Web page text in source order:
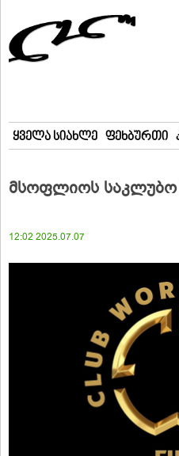
ყველა სიახლე ფეხბურთი
მსოფლიოს საკლუბო
12:02 2025.07.07